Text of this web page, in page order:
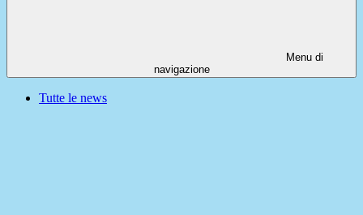
Menu di
navigazione
Tutte le news